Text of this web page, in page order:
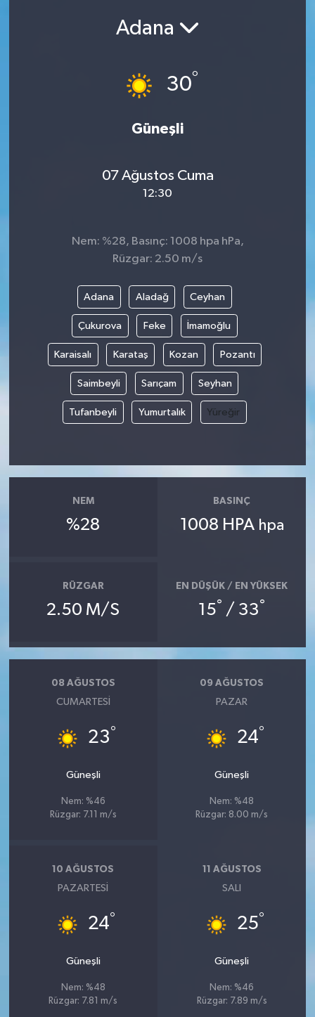
Adana
30°
Güneşli
07 Ağustos Cuma
12:30
Nem: %28, Basınç: 1008 hpa hPa,
Rüzgar: 2.50 m/s
Adana Aladağ Ceyhan
Çukurova Feke İmamoğlu
Karaisalı Karataş Kozan Pozantı
Saimbeyli Sarıçam Seyhan
Tufanbeyli Yumurtalık Yüreğir
NEM
%28
BASINÇ
1008 HPA hpa
RÜZGAR
2.50 M/S
EN DÜŞÜK / EN YÜKSEK
15° / 33°
08 AĞUSTOS
CUMARTESI
23°
Güneşli
Nem: %46
Rüzgar: 7.11 m/s
09 AĞUSTOS
PAZAR
24°
Güneşli
Nem: %48
Rüzgar: 8.00 m/s
10 AĞUSTOS
PAZARTESI
24°
Güneşli
Nem: %48
Rüzgar: 7.81 m/s
11 AĞUSTOS
SALI
25°
Güneşli
Nem: %46
Rüzgar: 7.89 m/s